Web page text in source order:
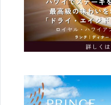
広告